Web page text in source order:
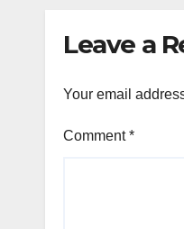
Leave a
Your email
Comment*